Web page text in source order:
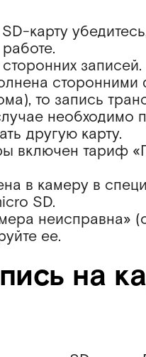
карту
записей.
то запись
необходимо
другую карту.
включен тариф
в камеру в
SD.
неисправна»
ее.
на